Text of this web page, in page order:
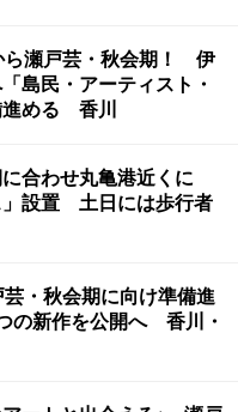
ら瀬戸芸・秋会期！ 伊
島民・アーティスト・
める 香川
合わせ丸亀港近くに
」設置 土日には歩行者
・秋会期に向け準備進
の新作を公開へ 香川・